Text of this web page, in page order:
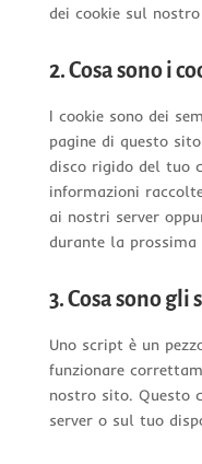
dei cookie sul
2. Cosa sono i
I cookie sono dei
pagine di questo
disco rigido del tuo
informazioni
ai nostri server
durante la prossima
3. Cosa sono gli
Uno script è un
funzionare
nostro sito. Questo
server o sul tuo